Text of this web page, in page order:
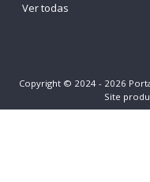
Ver todas
Copyright © 2024 - 2026
Site